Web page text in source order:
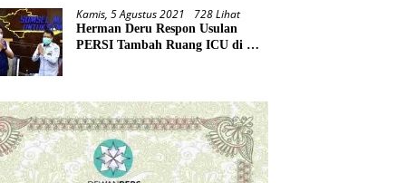
Kamis, 5 Agustus 2021 728 Lihat
Herman Deru Respon Usulan
PERSI Tambah Ruang ICU di RS